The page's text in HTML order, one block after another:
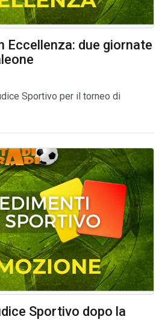
Eccellenza: due giornate
Sportivo per il torneo di
Sportivo dopo la